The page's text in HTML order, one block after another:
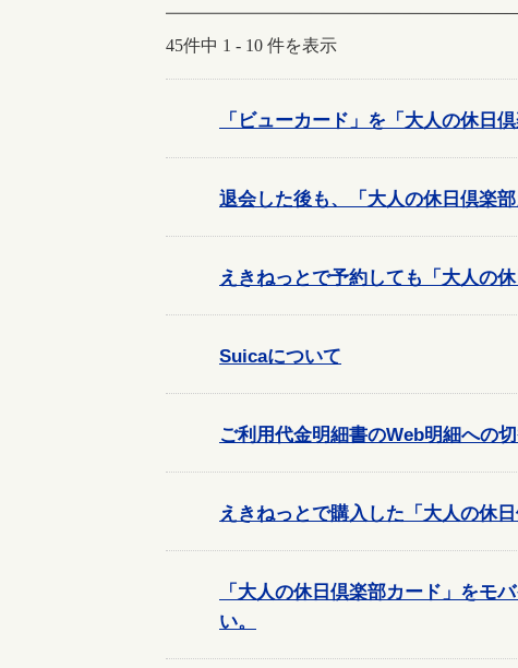
45件中 1 - 10 件を表示
「ビューカード」を「大人の休日
退会した後も、「大人の休日倶楽
えきねっとで予約しても「大人の
Suicaについて
ご利用代金明細書のWeb明細への
えきねっとで購入した「大人の休
「大人の休日倶楽部カード」をモ
い。